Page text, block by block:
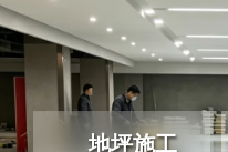
地坪施工